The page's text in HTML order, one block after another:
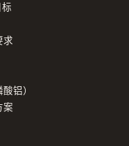
求
铝）
案